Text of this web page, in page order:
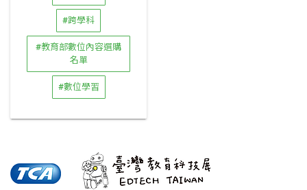
#跨學科
#教育部數位內容選購
名單
#數位學習